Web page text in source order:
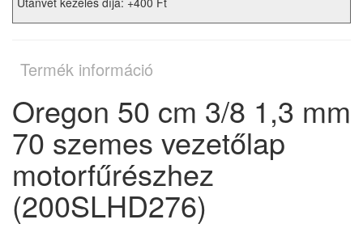
Termék információ
Oregon 50 cm 3/8 1,3 mm
70 szemes vezetőlap
motorfűrészhez
(200SLHD276)